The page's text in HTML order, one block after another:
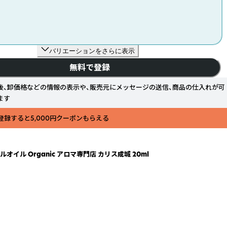
バリエーションをさらに表示
無料で登録
、卸価格などの情報の表示や、販売元にメッセージの送信、商品の仕入れが可
す
登録すると5,000円クーポンもらえる
オイル Organic アロマ専門店 カリス成城 20ml